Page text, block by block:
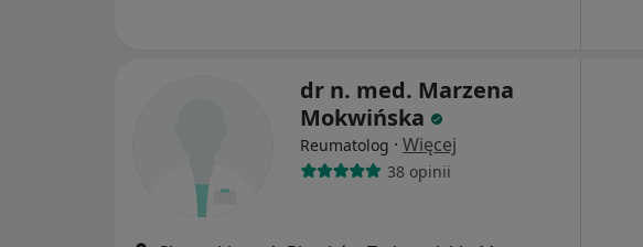
dr n. med. Marzena
Mokwińska
Reumatolog · Więcej
38 opinii